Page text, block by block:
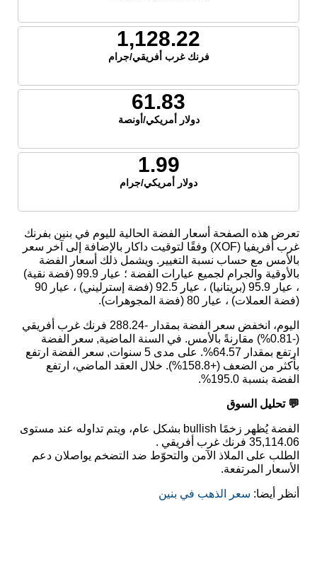
1,128.22
فرنك غرب أفريقي/جرام
61.83
دولار أمريكي/أونصة
1.99
دولار أمريكي/جرام
تعرض هذه الصفحة أسعار الفضة الحالية لليوم في بنين بفرنك
غرب أفريفيا (XOF) وفقًا لتوقيت داكار بالإضافة إلى آخر سعر
بالأمس مع حساب نسبة التغيير. ويشمل ذلك أسعار الفضة
بالأوقية والجرام لجميع عيارات الفضة ؛ عيار 99.9 (فضة نقية)
، عيار 95.9 (بريتانيا) ، عيار 92.5 (فضة إسترليني) ، عيار 90
(فضة العملات) ، عيار 80 (فضة المجوهرات).
اليوم، انخفض سعر الفضة بمقدار -288.24 فرنك غرب أفريقي
(-0.81%) مقارنةً بالأمس. في السنة الماضية, سعر الفضة
ارتفع بمقدار 64.57%. على مدى 5 سنوات, سعر الفضة ارتفع
بأكثر من الضعف (+158.8%). خلال العقد الماضي، ارتفع
الفضة بنسبة 195.0%.
💬 تحليل السوق
الفضة يُظهر زخمًا bullish بشكل عام، ويتم تداوله عند مستوى
35,114.06 فرنك غرب أفريقي .
الطلب على الملاذ الآمن والتحوّط ضد التضخم يواصلان دعم
الأسعار المرتفعة.
أنظر أيضا: سعر الذهب في بنين